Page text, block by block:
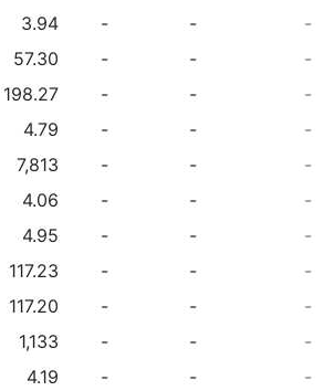
3.94 - -
-
57.30 - -
-
198.27 - -
-
4.79 - -
-
7,813 - -
-
4.06 - -
-
4.95 - -
-
117.23 - -
-
117.20 - -
-
1,133 - -
-
4.19 - -
-